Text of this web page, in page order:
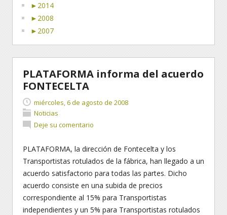
► 2014
► 2008
► 2007
PLATAFORMA informa del acuerdo
FONTECELTA
miércoles, 6 de agosto de 2008
Noticias
Deje su comentario
PLATAFORMA, la dirección de Fontecelta y los
Transportistas rotulados de la fábrica, han llegado a un
acuerdo satisfactorio para todas las partes. Dicho
acuerdo consiste en una subida de precios
correspondiente al 15% para Transportistas
independientes y un 5% para Transportistas rotulados